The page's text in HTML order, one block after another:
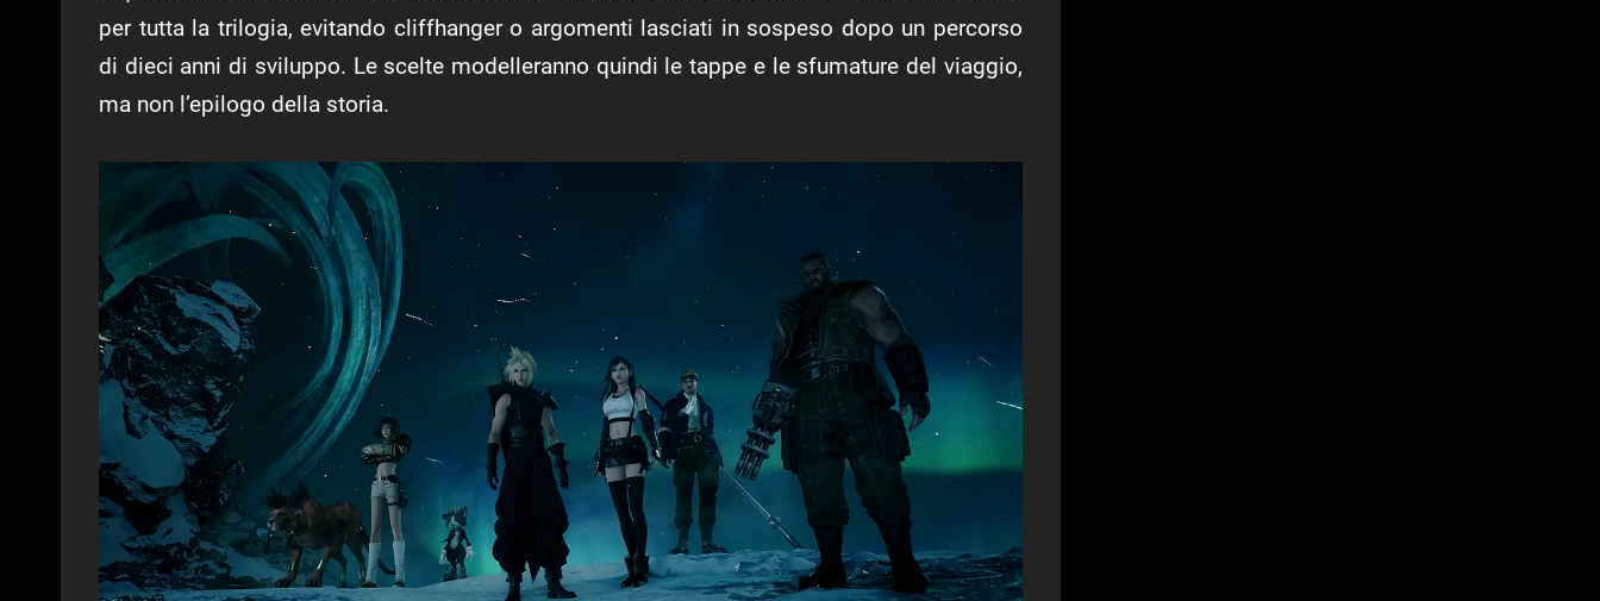
per tutta la trilogia, evitando cliffhanger o argomenti lasciati in sospeso dopo un percorso
di dieci anni di sviluppo. Le scelte modelleranno quindi le tappe e le sfumature del viaggio,
ma non l’epilogo della storia.